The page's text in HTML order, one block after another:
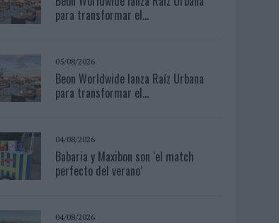
para transformar el...
05/08/2026
Beon Worldwide lanza Raíz Urbana
para transformar el...
04/08/2026
Babaria y Maxibon son ‘el match
perfecto del verano’
04/08/2026